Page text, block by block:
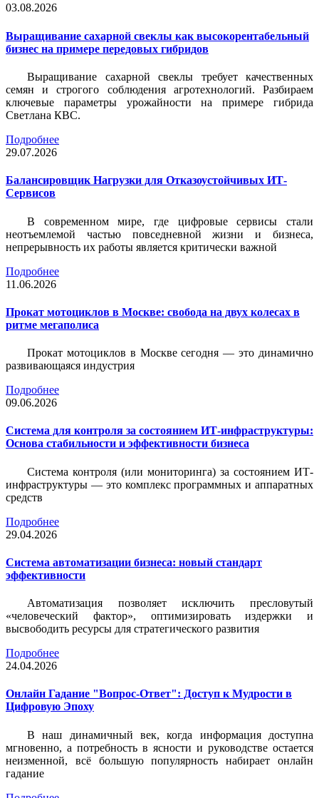
03.08.2026
Выращивание сахарной свеклы как высокорентабельный
бизнес на примере передовых гибридов
Выращивание сахарной свеклы требует качественных
семян и строгого соблюдения агротехнологий. Разбираем
ключевые параметры урожайности на примере гибрида
Светлана КВС.
Подробнее
29.07.2026
Балансировщик Нагрузки для Отказоустойчивых ИТ-
Сервисов
В современном мире, где цифровые сервисы стали
неотъемлемой частью повседневной жизни и бизнеса,
непрерывность их работы является критически важной
Подробнее
11.06.2026
Прокат мотоциклов в Москве: свобода на двух колесах в
ритме мегаполиса
Прокат мотоциклов в Москве сегодня — это динамично
развивающаяся индустрия
Подробнее
09.06.2026
Система для контроля за состоянием ИТ-инфраструктуры:
Основа стабильности и эффективности бизнеса
Система контроля (или мониторинга) за состоянием ИТ-
инфраструктуры — это комплекс программных и аппаратных
средств
Подробнее
29.04.2026
Система автоматизации бизнеса: новый стандарт
эффективности
Автоматизация позволяет исключить пресловутый
«человеческий фактор», оптимизировать издержки и
высвободить ресурсы для стратегического развития
Подробнее
24.04.2026
Онлайн Гадание "Вопрос-Ответ": Доступ к Мудрости в
Цифровую Эпоху
В наш динамичный век, когда информация доступна
мгновенно, а потребность в ясности и руководстве остается
неизменной, всё большую популярность набирает онлайн
гадание